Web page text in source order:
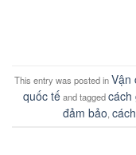
This entry was posted inVận
quốc tếand taggedcách
đảm bảo